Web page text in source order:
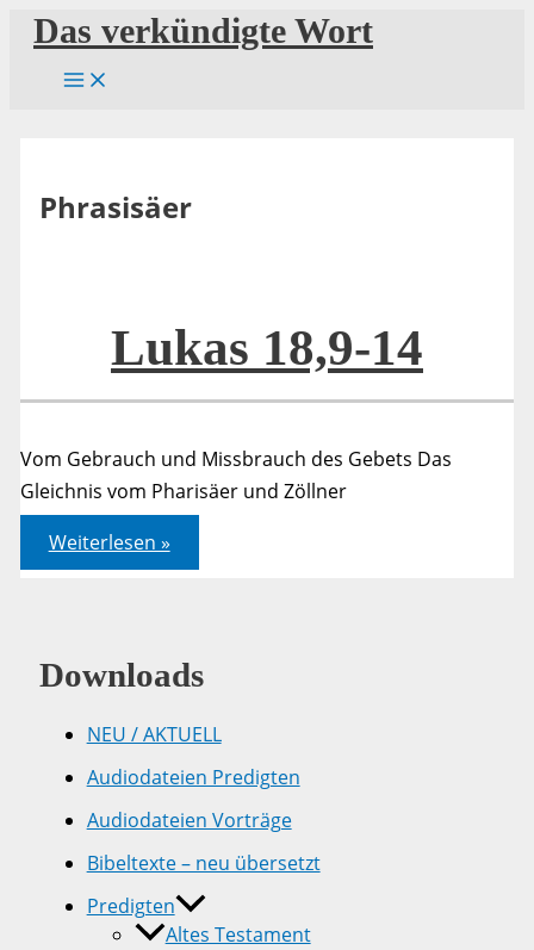
Zum
Inhalt
springen
Das verkündigte Wort
Phrasisäer
Lukas 18,9-14
Vom Gebrauch und Missbrauch des Gebets Das
Gleichnis vom Pharisäer und Zöllner
Lukas
18,9-
14
Weiterlesen »
Downloads
NEU / AKTUELL
Audiodateien Predigten
Audiodateien Vorträge
Bibeltexte – neu übersetzt
Predigten
Altes Testament